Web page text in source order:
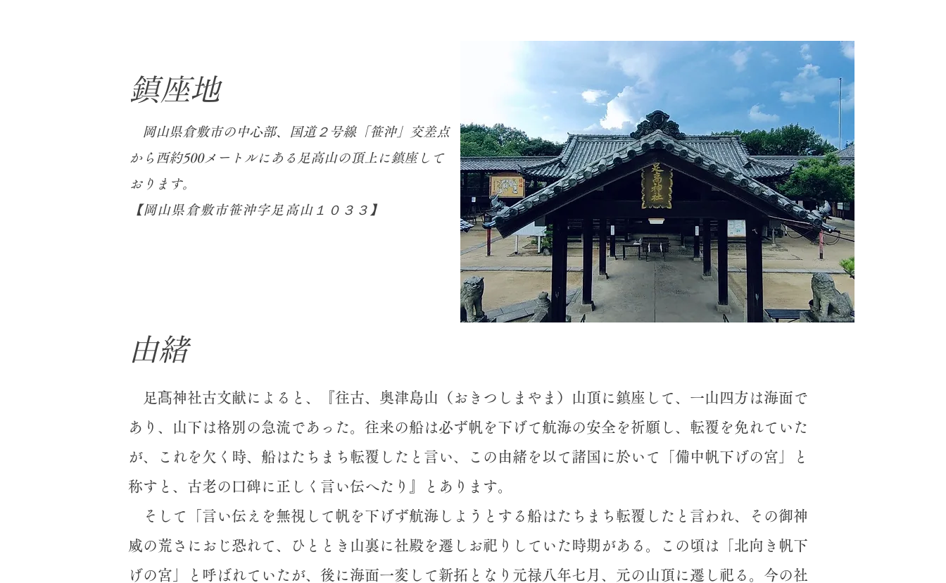
​鎮座地
​ 岡山県倉敷市の中心部、国道２号線「笹沖」交差点
から西約500メートルにある足高山の頂上に鎮座して
おります。
【岡山県倉敷市笹沖字足高山１０３３】
足髙神社古文献によると、『往古、奥津島山（おきつしまやま）山頂に鎮座して、一山四方は海面で
あり、山下は格別の急流であった。往来の船は必ず帆を下げて航海の安全を祈願し、転覆を免れていた
が、これを欠く時、船はたちまち転覆したと言い、この由緒を以て諸国に於いて「備中帆下げの宮」と
称すと、古老の口碑に正しく言い伝へたり』とあります。
そして「言い伝えを無視して帆を下げず航海しようとする船はたちまち転覆したと言われ、その御神
威の荒さにおじ恐れて、ひととき山裏に社殿を遷しお祀りしていた時期がある。この頃は「北向き帆下
げの宮」と呼ばれていたが、後に海面一変して新拓となり元禄八年七月、元の山頂に遷し祀る。今の社
由緒